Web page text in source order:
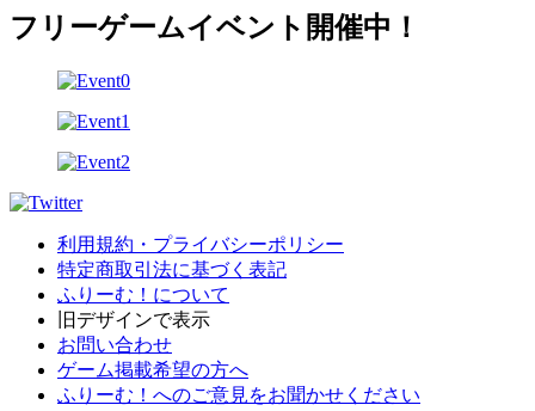
フリーゲームイベント開催中！
利用規約・プライバシーポリシー
特定商取引法に基づく表記
ふりーむ！について
旧デザインで表示
お問い合わせ
ゲーム掲載希望の方へ
ふりーむ！へのご意見をお聞かせください